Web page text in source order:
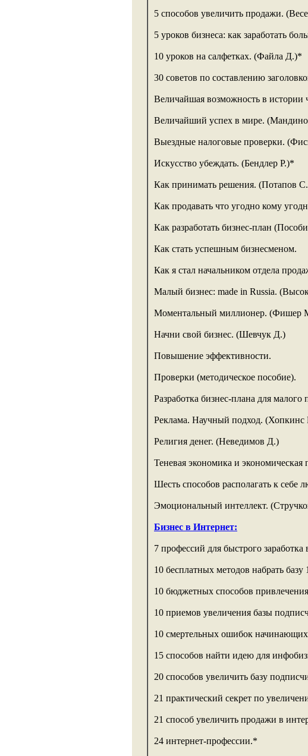
5 способов увеличить продажи.
5 уроков бизнеса: как заработать
10 уроков на салфетках. (Файла Д.)*
30 советов по составлению
Величайшая возможность в истории
Величайший успех в мире.
Выездные налоговые проверки.
Искусство убеждать. (Бендлер Р.)*
Как принимать решения. (Потапов
Как продавать что угодно кому
Как разработать бизнес-план
Как стать успешным бизнесменом.
Как я стал начальником отдела
Малый бизнес: made in Russia.
Моментальный миллионер. (Фишер
Начни свой бизнес. (Шевчук Д.)
Повышение эффективности.
Проверки (методическое пособие).
Разработка бизнес-плана для
Реклама. Научный подход.
Религия денег. (Неведимов Д.)
Теневая экономика и экономическая
Шесть способов располагать к себе
Эмоциональный интеллект.
Бизнес в Интернет:
7 профессий для быстрого заработка
10 бесплатных методов набрать
10 бюджетных способов
10 приемов увеличения базы
10 смертельных ошибок
15 способов найти идею для
20 способов увеличить базу
21 практический секрет по
21 способ увеличить продажи в
24 интернет-профессии.*